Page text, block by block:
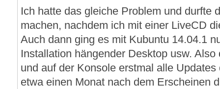
Ich hatte das gleiche Problem und durfte
machen, nachdem ich mit einer LiveCD
Auch dann ging es mit Kubuntu 14.04.1
Installation hängender Desktop usw.
und auf der Konsole erstmal alle
etwa einen Monat nach dem Erscheinen